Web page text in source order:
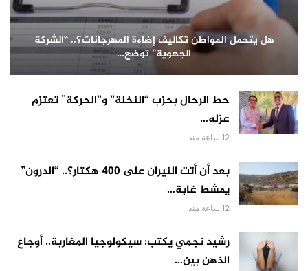
هل يتحمل المواطن تكاليف إضاءة المهرجانات؟.. “الشركة
الجهوية” توضح…
حط الرحال بحزب “النخلة” و”الحركة” تعتزم
عزله…
12 ساعة منذ
بعد أن أتت النيران على 400 هكتار؟.. “الدرون”
يمشط غابة…
12 ساعة منذ
رشيد نجمي يكتب: سيكولوجيا المغاربة.. أوجاع
الذهن بين…